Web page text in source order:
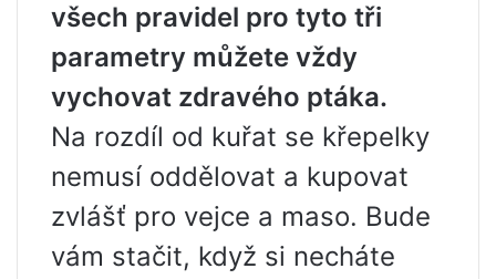
všech pravidel pro tyto tři
parametry můžete vždy
vychovat zdravého ptáka.
Na rozdíl od kuřat se křepelky
nemusí oddělovat a kupovat
zvlášť pro vejce a maso. Bude
vám stačit, když si necháte